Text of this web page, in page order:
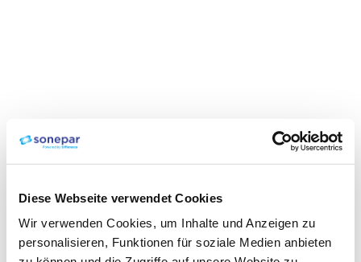
Diese Webseite verwendet Cookies
Wir verwenden Cookies, um Inhalte und Anzeigen zu
personalisieren, Funktionen für soziale Medien anbieten